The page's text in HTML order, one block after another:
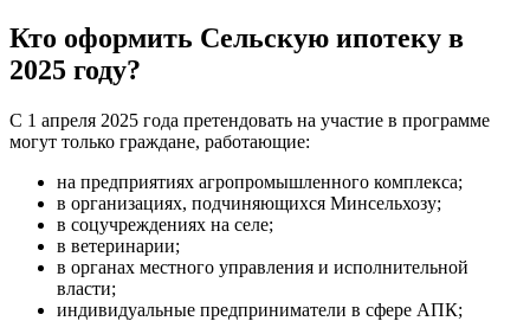
Кто оформить Сельскую ипотеку в
2025 году?
С 1 апреля 2025 года претендовать на участие в программе
могут только граждане, работающие:
на предприятиях агропромышленного комплекса;
в организациях, подчиняющихся Минсельхозу;
в соцучреждениях на селе;
в ветеринарии;
в органах местного управления и исполнительной
власти;
индивидуальные предприниматели в сфере АПК;